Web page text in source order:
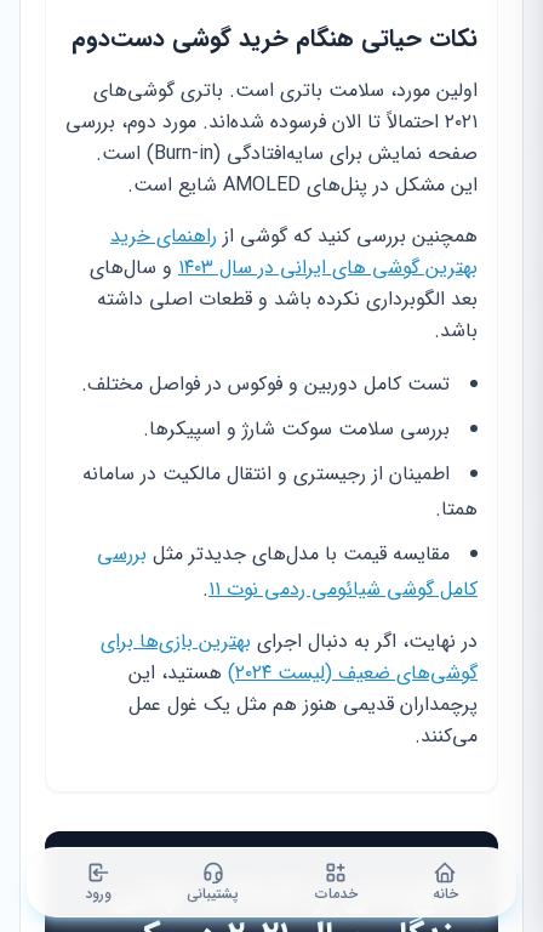
نکات حیاتی هنگام خرید گوشی دست‌دوم
اولین مورد، سلامت باتری است. باتری گوشی‌های
۲۰۲۱ احتمالاً تا الان فرسوده شده‌اند. مورد دوم، بررسی
صفحه نمایش برای سایه‌افتادگی (Burn-in) است.
این مشکل در پنل‌های AMOLED شایع است.
همچنین بررسی کنید که گوشی از راهنمای خرید
بهترین گوشی های ایرانی در سال ۱۴۰۳
و سال‌های
بعد الگوبرداری نکرده باشد و قطعات اصلی داشته
باشد.
تست کامل دوربین و فوکوس در فواصل مختلف.
بررسی سلامت سوکت شارژ و اسپیکرها.
اطمینان از رجیستری و انتقال مالکیت در سامانه
همتا.
مقایسه قیمت با مدل‌های جدیدتر مثل بررسی
کامل گوشی شیائومی ردمی نوت ۱۱ .
در نهایت، اگر به دنبال اجرای بهترین بازی‌ها برای
گوشی‌های ضعیف (لیست ۲۰۲۴)
هستید، این
پرچمداران قدیمی هنوز هم مثل یک غول عمل
می‌کنند.
جمع‌بندی و انتخاب نهایی؛
خانه خدمات پشتیبانی ورود